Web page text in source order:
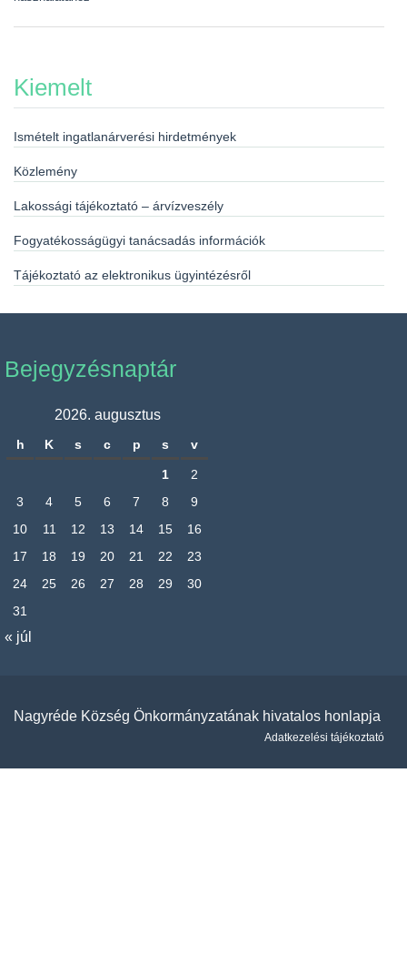
Kiemelt
Ismételt ingatlanárverési hirdetmények
Közlemény
Lakossági tájékoztató – árvízveszély
Fogyatékosságügyi tanácsadás információk
Tájékoztató az elektronikus ügyintézésről
Bejegyzésnaptár
2026. augusztus
h K s c p s v
1
2
3
4 5 6 7 8
9
10
11 12 13 14 15
16
17
18 19 20 21 22
23
24
25 26 27 28 29
30
31
« júl
Nagyréde Község Önkormányzatának hivatalos honlapja
Adatkezelési tájékoztató